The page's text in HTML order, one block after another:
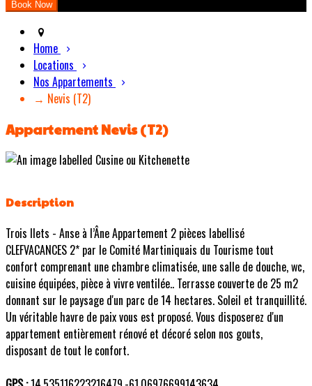
Home
Locations
Nos Appartements
→ Nevis (T2)
Appartement Nevis (T2)
Description
Trois Ilets - Anse à l’Âne Appartement 2 pièces labellisé
CLEFVACANCES 2* par le Comité Martiniquais du Tourisme tout
confort comprenant une chambre climatisée, une salle de douche, wc,
cuisine équipées, pièce à vivre ventilée.. Terrasse couverte de 25 m2
donnant sur le paysage d'un parc de 14 hectares. Soleil et tranquillité.
Un véritable havre de paix vous est proposé. Vous disposerez d'un
appartement entièrement rénové et décoré selon nos gouts,
disposant de tout le confort.